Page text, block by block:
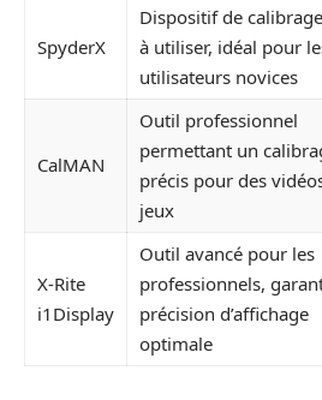
SpyderX
Dispositif de
à utiliser, idéal pour
utilisateurs novices
CalMAN
Outil professionnel
permettant un
précis pour des
jeux
X-Rite
i1Display
Outil avancé pour les
professionnels,
précision d’affichage
optimale